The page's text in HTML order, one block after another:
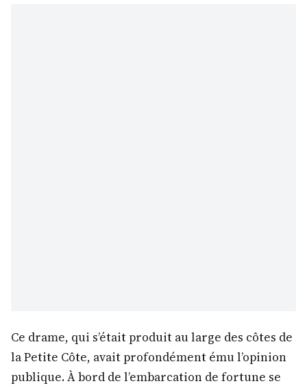
Ce drame, qui s’était produit au large des côtes de
la Petite Côte, avait profondément ému l’opinion
publique. À bord de l’embarcation de fortune se